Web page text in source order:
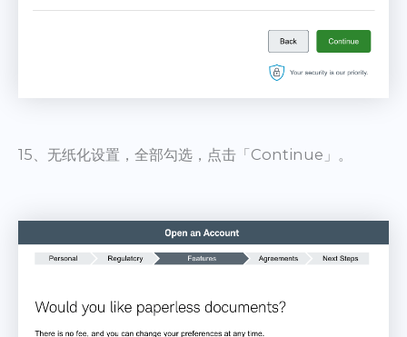
15、无纸化设置，全部勾选，点击「Continue」。